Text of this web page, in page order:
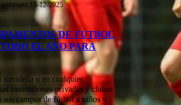
16-12-2025
DE FÚTBOL
EL AÑO PARA
navideña o en cualquier
instituciones privadas y clubes
sus campus de fútbol a niños y